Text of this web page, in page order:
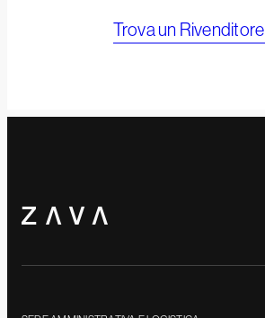
Trova un Rivenditore